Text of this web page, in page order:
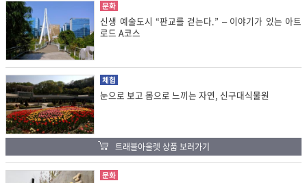
문화
신생 예술도시 “판교를 걷는다.” – 이야기가 있는 아트
로드 A코스
체험
눈으로 보고 몸으로 느끼는 자연, 신구대식물원
트래블아울렛 상품 보러가기
문화